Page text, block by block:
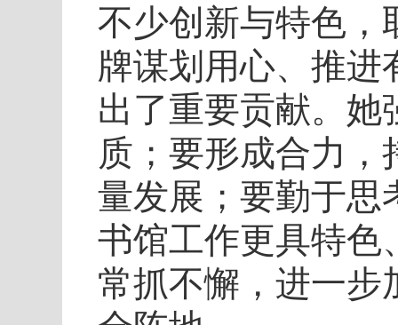
不少创新与特色，
牌谋划用心、推进
出了重要贡献。她
质；要形成合力
量发展；要勤于思
书馆工作更具特色
常抓不懈，进一步